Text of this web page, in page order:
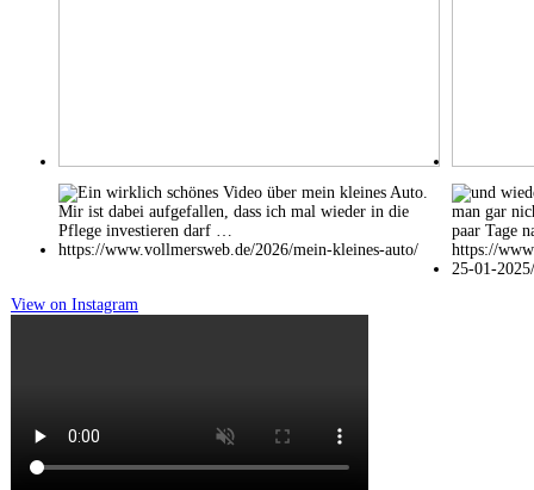
View on Instagram